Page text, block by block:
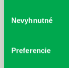
súhlasu
Nevyhnutné
Preferencie
cyklistu modernej
nezastaviteľný